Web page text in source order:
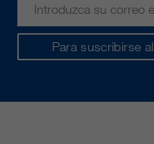
Para suscribirse